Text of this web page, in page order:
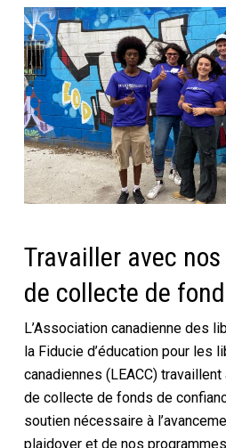
Travailler avec
de collecte de
L’Association canadienne des
la Fiducie d’éducation pour les
canadiennes (LEACC)
de collecte de fonds de
soutien nécessaire à
plaidoyer et de nos